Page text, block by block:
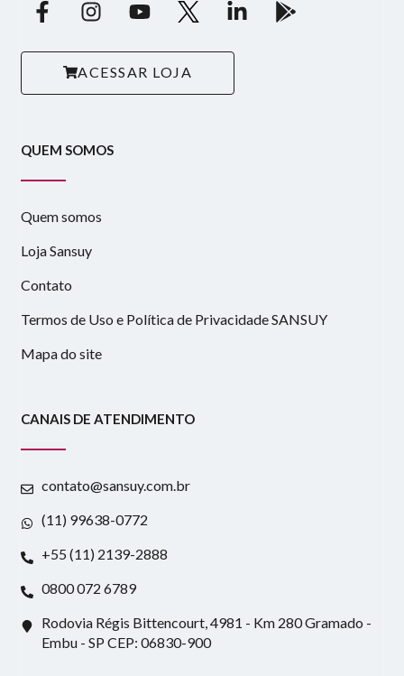
ACESSAR LOJA
QUEM SOMOS
Quem somos
Loja Sansuy
Contato
Termos de Uso e Política de Privacidade SANSUY
Mapa do site
CANAIS DE ATENDIMENTO
contato@sansuy.com.br
(11) 99638-0772
+55 (11) 2139-2888
0800 072 6789
Rodovia Régis Bittencourt, 4981 - Km 280 Gramado -
Embu - SP CEP: 06830-900